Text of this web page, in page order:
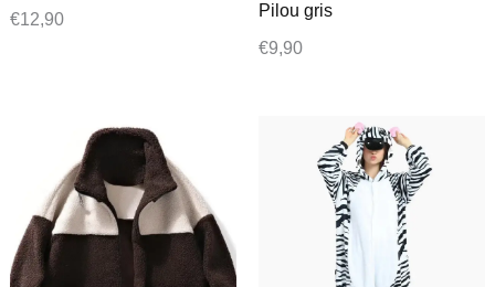
€12,90
Pilou gris
€9,90